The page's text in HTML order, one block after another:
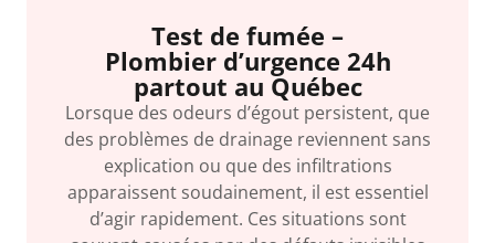
Test de fumée –
Plombier d’urgence 24h
partout au Québec
Lorsque des odeurs d’égout persistent, que
des problèmes de drainage reviennent sans
explication ou que des infiltrations
apparaissent soudainement, il est essentiel
d’agir rapidement. Ces situations sont